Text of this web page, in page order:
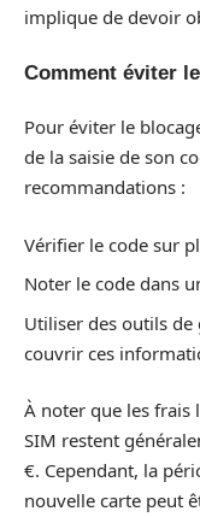
implique de devoir
Comment éviter
Pour éviter le
de la saisie de son
recommandations :
Vérifier le code sur
Noter le code dans
Utiliser des outils
couvrir ces
À noter que les frais
SIM restent
€. Cependant, la
nouvelle carte peut